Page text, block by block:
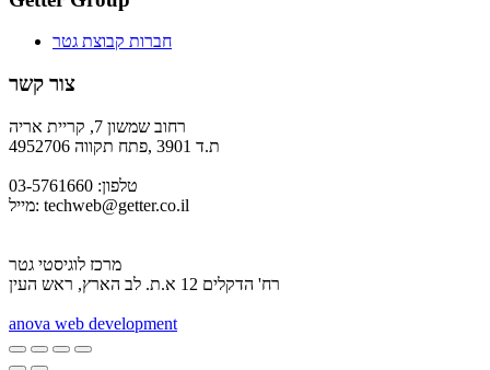
חברות קבוצת גטר
צור קשר
רחוב שמשון 7, קריית אריה
ת.ד 3901 ,פתח תקווה 4952706
טלפון: 03-5761660
מייל: techweb@getter.co.il
מרכז לוגיסטי גטר
רח' הדקלים 12 א.ת. לב הארץ, ראש העין
anova web development